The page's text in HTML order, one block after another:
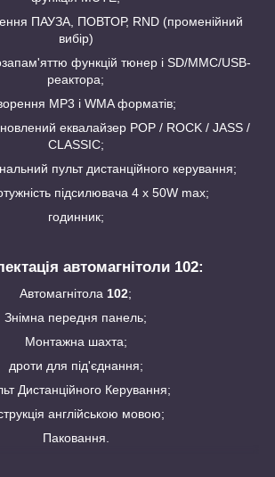
ПАУЗА, ПОВТОР, RND (променійний
вибір)
функцій тюнер і SD/MMC/USB-
реактора;
МР3 і WMA форматів;
еквалайзер POP / ROCK / JASS /
CLASSIC;
пульт дистанційного керування;
підсилювача 4 х 50W max;
годинник;
автомагнітоли 102:
Автомагнітола 102;
Знімна передня панель;
Монтажна шахта;
дроти для під'єднання;
Дистанційного Керування;
англійською мовою;
Паковання.